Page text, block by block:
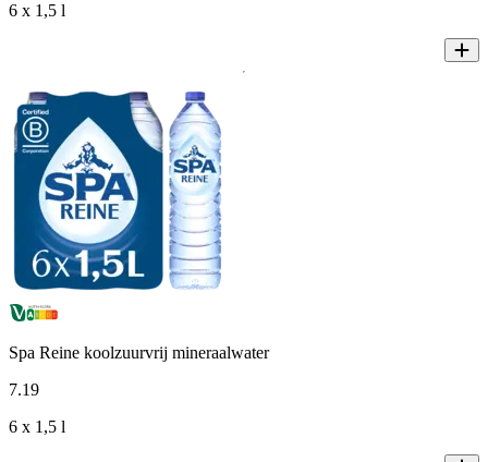
6 x 1,5 l
Spa Reine koolzuurvrij mineraalwater
7.19
6 x 1,5 l